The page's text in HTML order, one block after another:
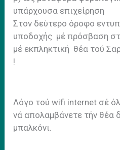
υπάρχουσα επιχείρηση
Στον δεύτερο όροφο
υποδοχής μέ πρόσβαση
μέ εκπληκτική θέα τού
!
Λόγο τού wifi internet σέ
νά απολαμβάνετε τήν θέα
μπαλκόνι.